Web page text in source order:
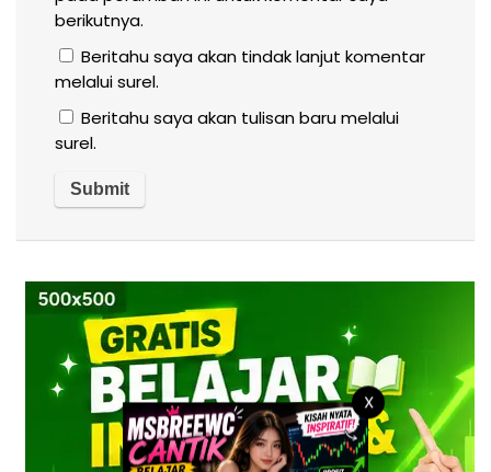
berikutnya.
Beritahu saya akan tindak lanjut komentar
melalui surel.
Beritahu saya akan tulisan baru melalui
surel.
X